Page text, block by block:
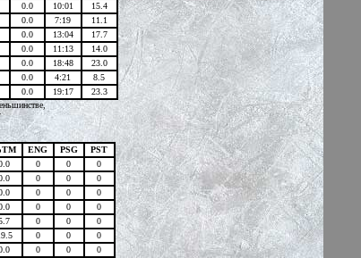
0.0 10:01
15.4
0.0 7:19
11.1
0.0 13:04
17.7
0.0 11:13
14.0
0.0 18:48
23.0
0.0 4:21
8.5
0.0 19:17
23.3
ENG PSG
PST
0 0
0
0 0
0
0 0
0
0 0
0
0 0
0
0 0
0
0 0
0